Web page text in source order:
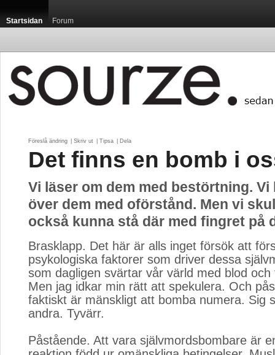
Startsidan Forum
Föreslå ändring Skriv ut Tipsa Dela
Det finns en bomb i
Vi läser om dem med bestörtning. Vi
över dem med oförstånd. Men vi
också kunna stå där med fingret på
Brasklapp. Det här är alls inget försök att
psykologiska faktorer som driver dessa
som dagligen svärtar vår värld med blod och
Men jag idkar min rätt att spekulera. Och
faktiskt är mänskligt att bomba numera. Sig
andra. Tyvärr.
Påstående. Att vara självmordsbombare är